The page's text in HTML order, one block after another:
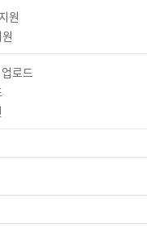
원
로드